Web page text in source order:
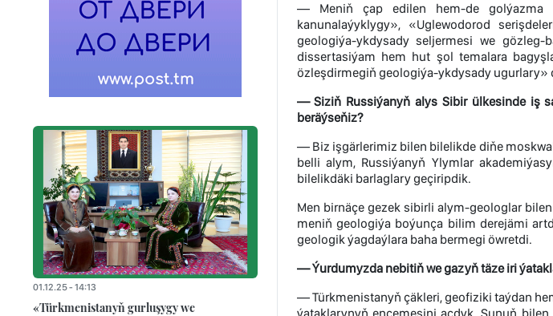
— Meniň çap edilen hem-de golýazma
kanunalaýyklygy», «Uglewodorod
geologiýa-ykdysady seljermesi we
dissertasiýam hem hut şol temalara
özleşdirmegiň geologiýa-ykdysady ugurlary»
— Siziň Russiýanyň alys Sibir ülkesinde iş
beräýseňiz?
— Biz işgärlerimiz bilen bilelikde diňe
belli alym, Russiýanyň Ylymlar
bilelikdäki barlaglary geçiripdik.
Men birnäçe gezek sibirli alym-geologlar
meniň geologiýa boýunça bilim derejämi
geologik ýagdaýlara baha bermegi öwretdi.
— Ýurdumyzda nebitiň we gazyň täze iri
— Türkmenistanyň çäkleri, geofiziki taýdan
01.12.25 - 14:13
«Türkmenistanyň gurluşygy we